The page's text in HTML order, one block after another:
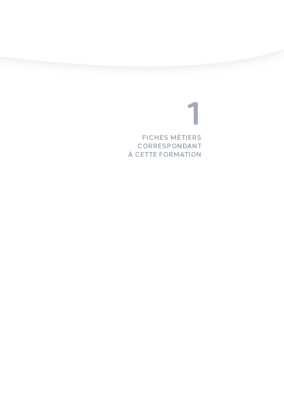
1
FICHES MÉTIERS
CORRESPONDANT
À CETTE FORMATION